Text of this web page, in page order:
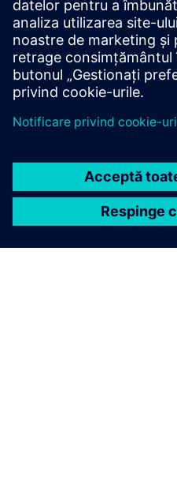
Sistem de control al
a datelor orientate pe
Descoperă SIMATIC PCS